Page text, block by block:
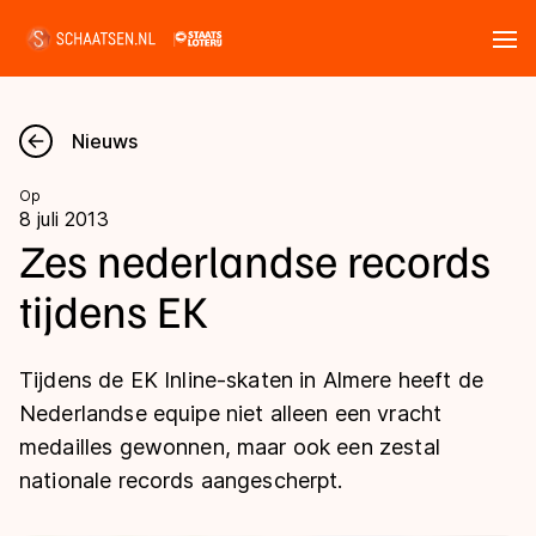
Nieuws
Kalender
Disciplines
Langebaan
Shorttrack
Inlineskaten
Uitslagen
Langebaan
Shorttrack
Tijden & historie
Nieuws
Op
8 juli 2013
Zes nederlandse records
tijdens EK
Tijdens de EK Inline-skaten in Almere heeft de
Nederlandse equipe niet alleen een vracht
medailles gewonnen, maar ook een zestal
nationale records aangescherpt.